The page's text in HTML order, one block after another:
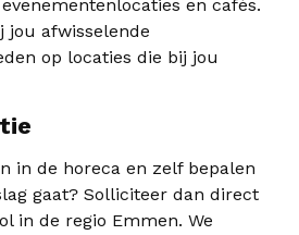
en cafés.
jou afwisselende
op locaties die bij jou
in de horeca en zelf bepalen
gaat? Solliciteer dan direct
in de regio Emmen. We